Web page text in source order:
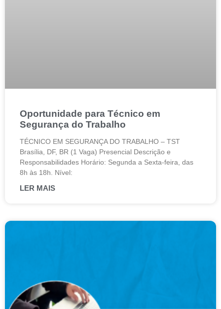
Oportunidade para Técnico em
Segurança do Trabalho
TÉCNICO EM SEGURANÇA DO TRABALHO – TST
Brasília, DF, BR (1 Vaga) Presencial Descrição e
Responsabilidades Horário: Segunda a Sexta-feira, das
8h às 18h. Nível:
LER MAIS